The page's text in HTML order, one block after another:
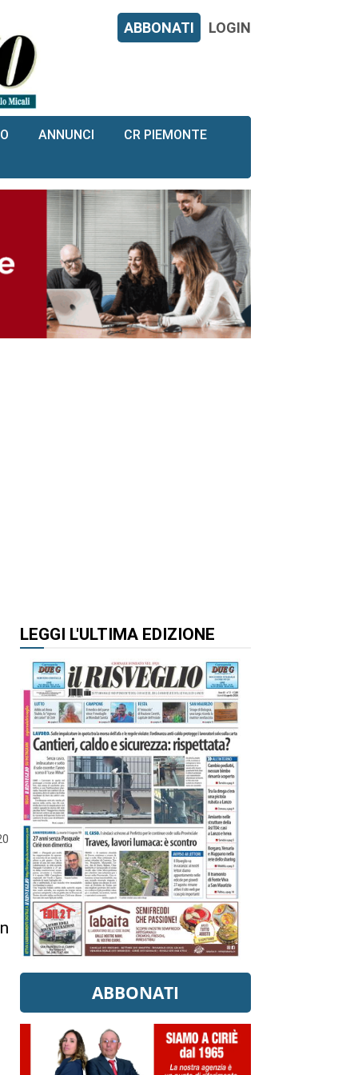
ABBONATI LOGIN
ANNUNCI CR PIEMONTE
LEGGI L'ULTIMA EDIZIONE
ABBONATI